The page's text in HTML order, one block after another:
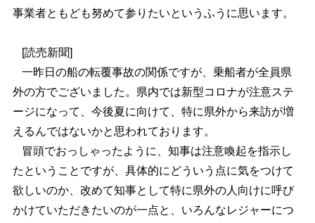
事業者ともども努めて参りたいというふうに思います。
[読売新聞]
一昨日の船の転覆事故の関係ですが、乗船者が全員県
外の方でございました。県内では新型コロナが注意ステ
ージになって、今後夏に向けて、特に県外から来訪が増
えるんではないかと思われております。
冒頭でおっしゃったように、知事は注意喚起を指示し
たということですが、具体的にどういう点に気をつけて
欲しいのか、改めて知事として特に県外の人向けに呼び
かけていただきたいのが一点と、いろんなレジャーにつ